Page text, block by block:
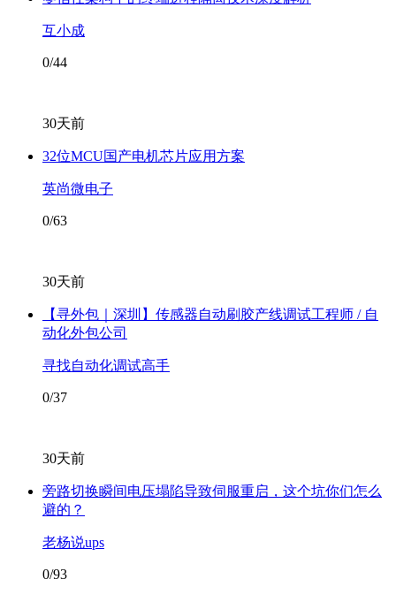
互小成
0/44
30天前
32位MCU国产电机芯片应用方案
英尚微电子
0/63
30天前
【寻外包｜深圳】传感器自动刷胶产线调试工程师 / 自
动化外包公司
寻找自动化调试高手
0/37
30天前
旁路切换瞬间电压塌陷导致伺服重启，这个坑你们怎么
避的？
老杨说ups
0/93